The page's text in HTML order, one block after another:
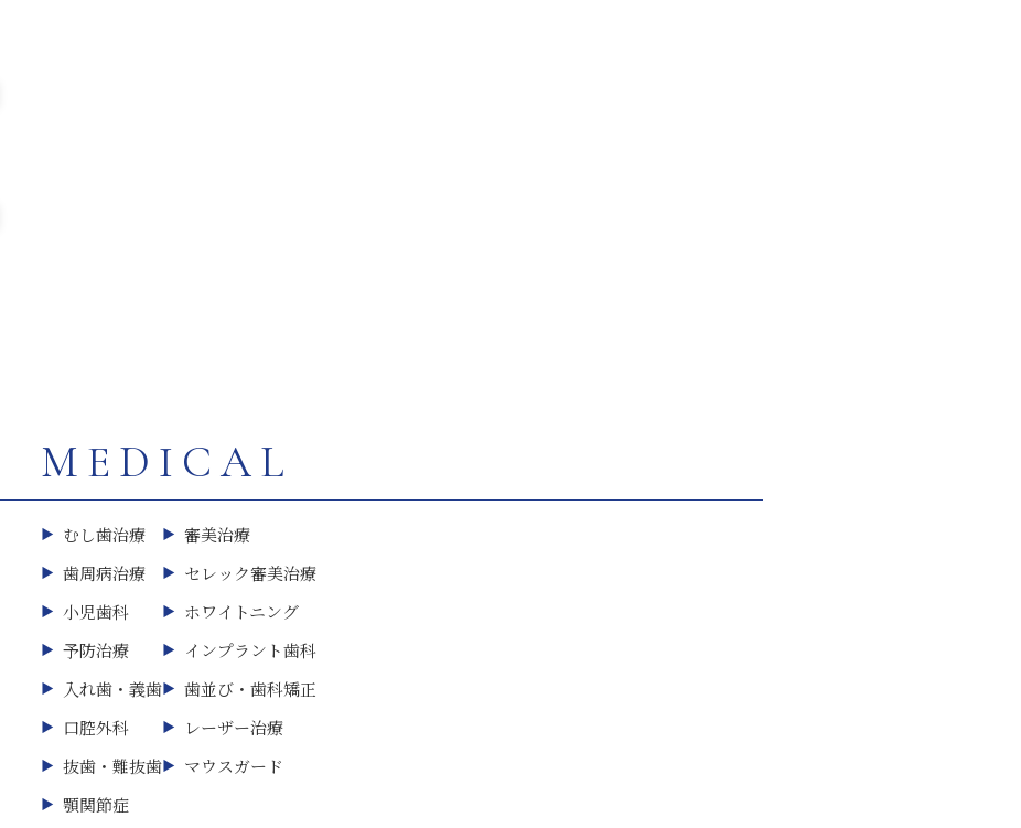
MEDICAL
むし歯治療
歯周病治療
小児歯科
予防治療
入れ歯・義歯
口腔外科
抜歯・難抜歯
顎関節症
審美治療
セレック審美治療
ホワイトニング
インプラント歯科
歯並び・歯科矯正
レーザー治療
マウスガード